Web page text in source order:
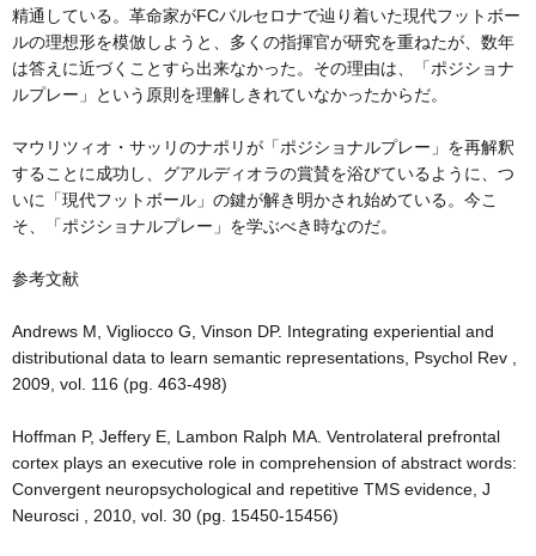
精通している。革命家がFCバルセロナで辿り着いた現代フットボー
ルの理想形を模倣しようと、多くの指揮官が研究を重ねたが、数年
は答えに近づくことすら出来なかった。その理由は、「ポジショナ
ルプレー」という原則を理解しきれていなかったからだ。
マウリツィオ・サッリのナポリが「ポジショナルプレー」を再解釈
することに成功し、グアルディオラの賞賛を浴びているように、つ
いに「現代フットボール」の鍵が解き明かされ始めている。今こ
そ、「ポジショナルプレー」を学ぶべき時なのだ。
参考文献
Andrews M, Vigliocco G, Vinson DP. Integrating experiential and
distributional data to learn semantic representations, Psychol Rev ,
2009, vol. 116 (pg. 463-498)
Hoffman P, Jeffery E, Lambon Ralph MA. Ventrolateral prefrontal
cortex plays an executive role in comprehension of abstract words:
Convergent neuropsychological and repetitive TMS evidence, J
Neurosci , 2010, vol. 30 (pg. 15450-15456)